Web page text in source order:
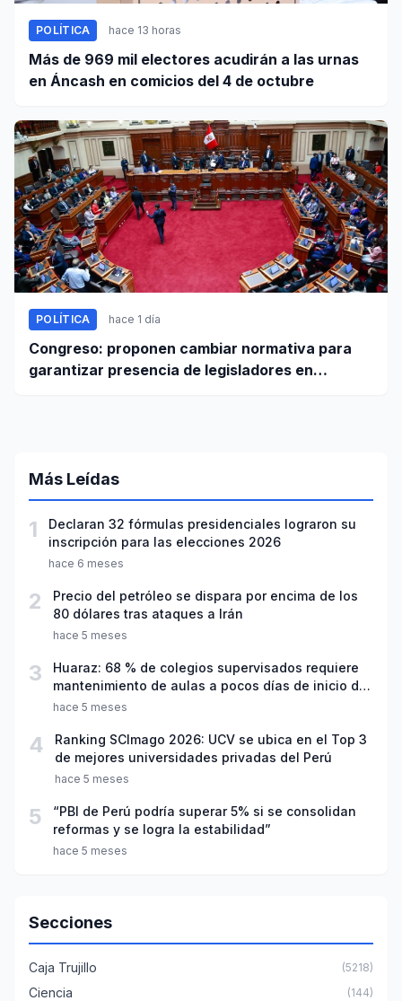
POLÍTICA hace 13 horas
Más de 969 mil electores acudirán a las urnas
en Áncash en comicios del 4 de octubre
POLÍTICA hace 1 día
Congreso: proponen cambiar normativa para
garantizar presencia de legisladores en
Más Leídas
1
Declaran 32 fórmulas presidenciales lograron su
inscripción para las elecciones 2026
hace 6 meses
2
Precio del petróleo se dispara por encima de los
80 dólares tras ataques a Irán
hace 5 meses
3
Huaraz: 68 % de colegios supervisados requiere
mantenimiento de aulas a pocos días de inicio del
año escolar 2026
hace 5 meses
4
Ranking SCImago 2026: UCV se ubica en el Top 3
de mejores universidades privadas del Perú
hace 5 meses
5
“PBI de Perú podría superar 5% si se consolidan
reformas y se logra la estabilidad”
hace 5 meses
Secciones
Caja Trujillo (5218)
Ciencia (144)